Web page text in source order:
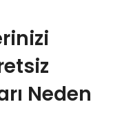
Neden